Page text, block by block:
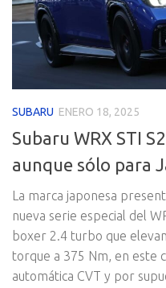
SUBARU ENERO 18, 2025
Subaru WRX STI
aunque sólo para
La marca japonesa
nueva serie especial del
boxer 2.4 turbo que
torque a 375 Nm, en este
automática CVT y por